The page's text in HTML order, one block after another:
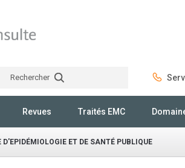
Rechercher
Revues Traités EMC
D'EPIDÉMIOLOGIE ET DE SANTÉ PUBLIQUE